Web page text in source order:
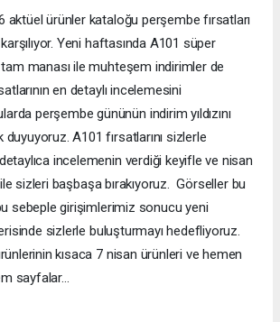
aktüel ürünler kataloğu perşembe fırsatları
Yeni haftasında A101 süper
manası ile muhteşem indirimler de
en detaylı incelemesini
perşembe gününün indirim yıldızını
A101 fırsatlarını sizlerle
incelemenin verdiği keyifle ve nisan
ile sizleri başbaşa bırakıyoruz. Görseller bu
sebeple girişimlerimiz sonucu yeni
sizlerle buluşturmayı hedefliyoruz.
kısaca 7 nisan ürünleri ve hemen
sayfalar…